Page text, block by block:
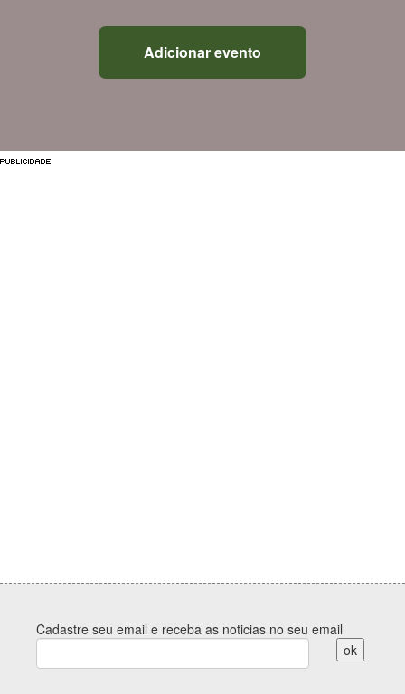
Adicionar evento
Cadastre seu email e receba as noticias no seu email